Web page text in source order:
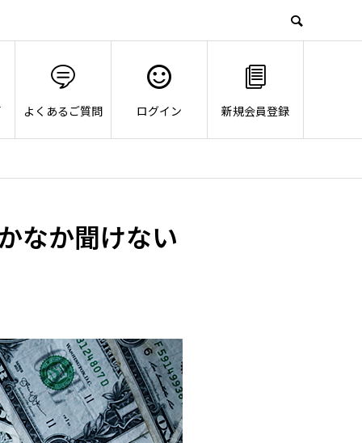
よくあるご質問 ログイン 新規会員登録
なか聞けない